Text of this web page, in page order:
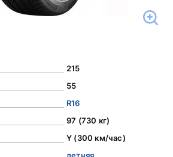
215
55
R16
97 (730 кг)
Y (300 км/час)